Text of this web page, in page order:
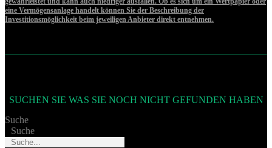
eine Vermögensanlage handelt können Sie der Beschreibung der
Investitionsmöglichkeit beim jeweiligen Anbieter direkt entnehmen.
SUCHEN SIE WAS SIE NOCH NICHT GEFUNDEN HABEN
Suche
Suche